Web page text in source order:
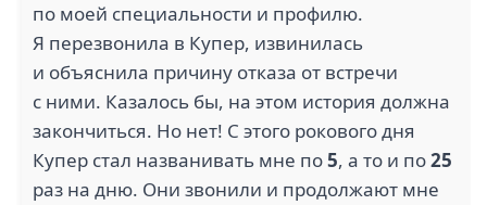
по моей специальности и профилю.
Я перезвонила в Купер, извинилась
и объяснила причину отказа от встречи
с ними. Казалось бы, на этом история должна
закончиться. Но нет! С этого рокового дня
Купер стал названивать мне по5, а то и по25
раз на дню. Они звонили и продолжают мне